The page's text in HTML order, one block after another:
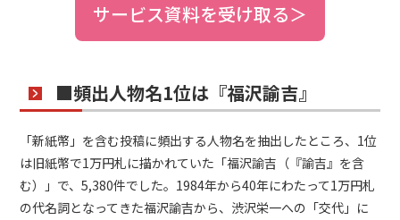
サービス資料を受け取る＞
■頻出人物名1位は『福沢諭吉』
「新紙幣」を含む投稿に頻出する人物名を抽出したところ、1位
は旧紙幣で1万円札に描かれていた「福沢諭吉（『諭吉』を含
む）」で、5,380件でした。1984年から40年にわたって1万円札
の代名詞となってきた福沢諭吉から、渋沢栄一への「交代」に